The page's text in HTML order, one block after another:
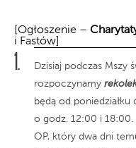
[Ogłoszenie –
i Fastów]
Dzisiaj podczas Mszy
rozpoczynamy
będą od
o godz. 12:00 i 18:00.
OP, który dwa dni